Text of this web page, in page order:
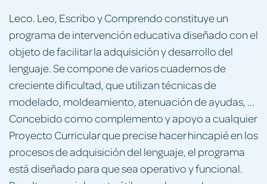
Leco. Leo, Escribo y Comprendo constituye un
programa de intervención educativa diseñado con el
objeto de facilitar la adquisición y desarrollo del
lenguaje. Se compone de varios cuadernos de
creciente dificultad, que utilizan técnicas de
modelado, moldeamiento, atenuación de ayudas, ...
Concebido como complemento y apoyo a cualquier
Proyecto Curricular que precise hacer hincapié en los
procesos de adquisición del lenguaje, el programa
está diseñado para que sea operativo y funcional.